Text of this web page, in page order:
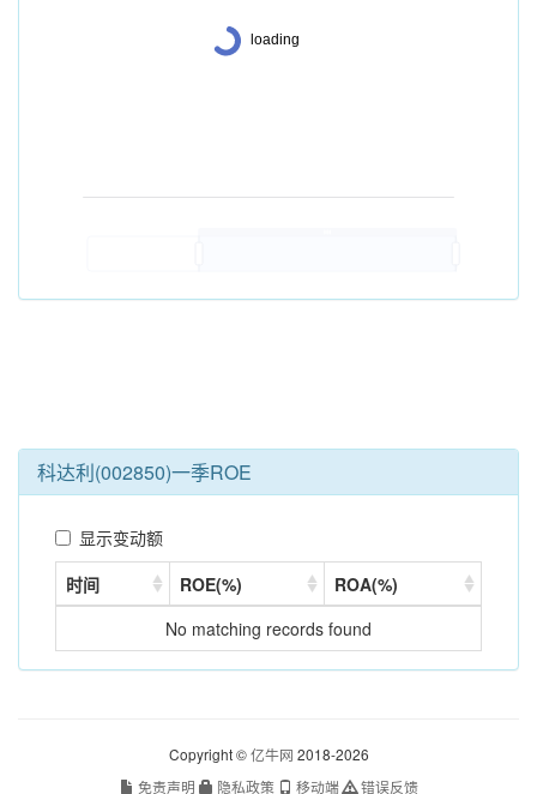
科达利(002850)一季ROE
显示变动额
时间
ROE(%)
ROA(%)
No matching records found
Copyright ©亿牛网 2018-2026
免责声明
隐私政策 移动端 错误反馈